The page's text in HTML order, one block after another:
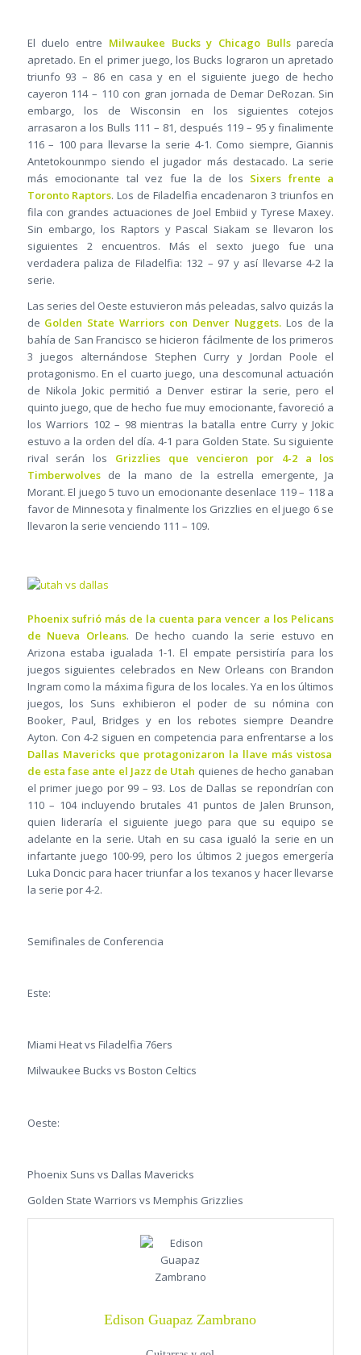
El duelo entre Milwaukee Bucks y Chicago Bullsparecía
apretado. En el primer juego, los Bucks lograron un apretado
triunfo 93 – 86 en casa y en el siguiente juego de hecho
cayeron 114 – 110 con gran jornada de Demar DeRozan. Sin
embargo, los de Wisconsin en los siguientes cotejos
arrasaron a los Bulls 111 – 81, después 119 – 95 y finalimente
116 – 100 para llevarse la serie 4-1. Como siempre, Giannis
Antetokounmpo siendo el jugador más destacado. La serie
más emocionante tal vez fue la de los Sixers frente a
Toronto Raptors. Los de Filadelfia encadenaron 3 triunfos en
fila con grandes actuaciones de Joel Embiid y Tyrese Maxey.
Sin embargo, los Raptors y Pascal Siakam se llevaron los
siguientes 2 encuentros. Más el sexto juego fue una
verdadera paliza de Filadelfia: 132 – 97 y así llevarse 4-2 la
serie.
Las series del Oeste estuvieron más peleadas, salvo quizás la
de Golden State Warriors con Denver Nuggets.Los de la
bahía de San Francisco se hicieron fácilmente de los primeros
3 juegos alternándose Stephen Curry y Jordan Poole el
protagonismo. En el cuarto juego, una descomunal actuación
de Nikola Jokic permitió a Denver estirar la serie, pero el
quinto juego, que de hecho fue muy emocionante, favoreció a
los Warriors 102 – 98 mientras la batalla entre Curry y Jokic
estuvo a la orden del día. 4-1 para Golden State. Su siguiente
rival serán los Grizzlies que vencieron por 4-2 a los
Timberwolvesde la mano de la estrella emergente, Ja
Morant. El juego 5 tuvo un emocionante desenlace 119 – 118 a
favor de Minnesota y finalmente los Grizzlies en el juego 6 se
llevaron la serie venciendo 111 – 109.
Phoenix sufrió más de la cuenta para vencer a los Pelicans
de Nueva Orleans. De hecho cuando la serie estuvo en
Arizona estaba igualada 1-1. El empate persistiría para los
juegos siguientes celebrados en New Orleans con Brandon
Ingram como la máxima figura de los locales. Ya en los últimos
juegos, los Suns exhibieron el poder de su nómina con
Booker, Paul, Bridges y en los rebotes siempre Deandre
Ayton. Con 4-2 siguen en competencia para enfrentarse a los
Dallas Mavericks que protagonizaron la llave más vistosa
de esta fase ante el Jazz de Utah quienes de hecho ganaban
el primer juego por 99 – 93. Los de Dallas se repondrían con
110 – 104 incluyendo brutales 41 puntos de Jalen Brunson,
quien lideraría el siguiente juego para que su equipo se
adelante en la serie. Utah en su casa igualó la serie en un
infartante juego 100-99, pero los últimos 2 juegos emergería
Luka Doncic para hacer triunfar a los texanos y hacer llevarse
la serie por 4-2.
Semifinales de Conferencia
Este:
Miami Heat vs Filadelfia 76ers
Milwaukee Bucks vs Boston Celtics
Oeste:
Phoenix Suns vs Dallas Mavericks
Golden State Warriors vs Memphis Grizzlies
Edison Guapaz Zambrano